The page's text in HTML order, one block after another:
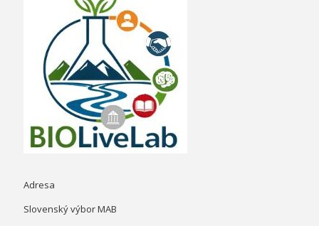
Adresa
Slovenský výbor MAB